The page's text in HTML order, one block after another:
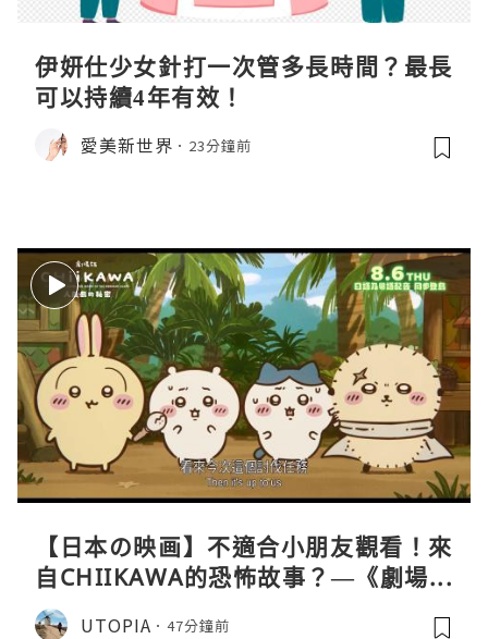
伊妍仕少女針打一次管多長時間？最長
可以持續4年有效！
愛美新世界 23分鐘前
【日本の映画】不適合小朋友觀看！來
自CHIIKAWA的恐怖故事？—《劇場版
CHIIKAWA 人魚島的秘密》
UTOPIA 47分鐘前